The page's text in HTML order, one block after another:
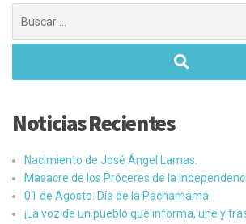
Noticias Recientes
Nacimiento de José Ángel Lamas.
Masacre de los Próceres de la
01 de Agosto: Día de la Pachamama
¡La voz de un pueblo que informa, une y